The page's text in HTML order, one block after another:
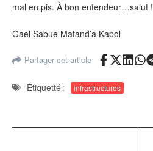
mal en pis. À bon entendeur…salut !
‎Gael Sabue Matand’a Kapol
Partager cet article
Étiquetté : infrastructures